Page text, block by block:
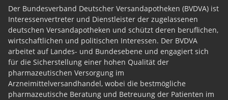
Der Bundesverband Deutscher Versandapotheken (BVDVA) ist
Interessenvertreter und Dienstleister der zugelassenen
deutschen Versandapotheken und schützt deren beruflichen,
wirtschaftlichen und politischen Interessen. Der BVDVA
arbeitet auf Landes- und Bundesebene und engagiert sich
für die Sicherstellung einer hohen Qualität der
pharmazeutischen Versorgung im
Arzneimittelversandhandel, wobei die bestmögliche
pharmazeutische Beratung und Betreuung der Patienten im